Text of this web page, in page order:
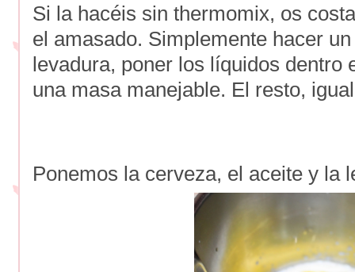
Si la hacéis sin thermomix, os
el amasado. Simplemente hacer
levadura, poner los líquidos dentro
una masa manejable. El resto,
Ponemos la cerveza, el aceite y la